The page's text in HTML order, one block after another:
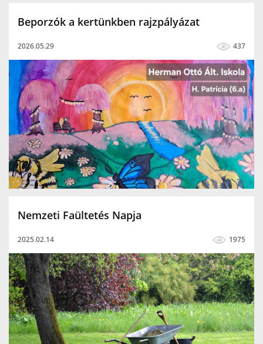
Beporzók a kertünkben rajzpályázat
2026.05.29 437
Nemzeti Faültetés Napja
2025.02.14 1975